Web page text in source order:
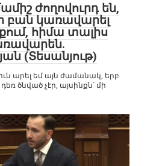
ժողովուրդ են,
բան կառավարել
հիմա տալիս
(Տեսանյութ)
արել եմ այն ժամանակ, երբ
ծնված չէր, այսինքն՝ մի